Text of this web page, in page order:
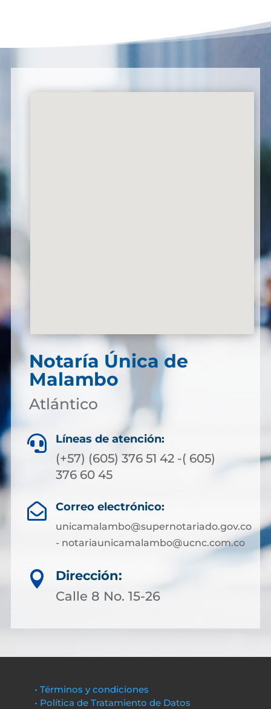
Notaría Única de
Malambo
Atlántico
 Líneas de atención:
(+57) (605) 376 51 42 -( 605)
376 60 45
 Correo electrónico:
unicamalambo@supernotariado.gov.co
- notariaunicamalambo@ucnc.com.co

Dirección:
Calle 8 No. 15-26
• Términos y condiciones
• Política de Tratamiento de Datos